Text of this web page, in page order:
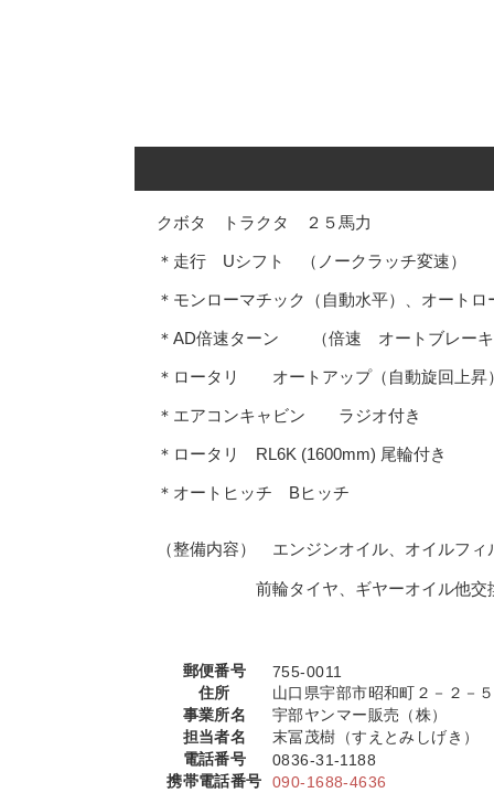
クボタ トラクタ ２５馬力
＊走行 Uシフト （ノークラッチ変速）
＊モンローマチック（自動水平）、オート
＊AD倍速ターン （倍速 オートブレー
＊ロータリ オートアップ（自動旋回上昇
＊エアコンキャビン ラジオ付き
＊ロータリ RL6K (1600mm) 尾輪付き
＊オートヒッチ Bヒッチ
（整備内容） エンジンオイル、オイルフ
前輪タイヤ、ギヤーオイル他交
郵便番号
755-0011
住所
山口県宇部市昭和町２－２－５
事業所名
宇部ヤンマー販売（株）
担当者名
末冨茂樹（すえとみしげき）
電話番号
0836-31-1188
携帯電話番号
090-1688-4636